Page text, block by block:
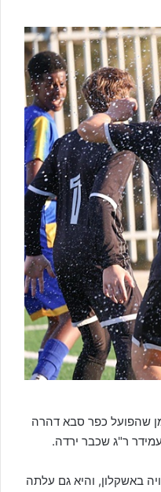
שהפועל כפר סבא דהרה
ר"ג שכבר ירדה.
באשקלון, והיא גם עלתה